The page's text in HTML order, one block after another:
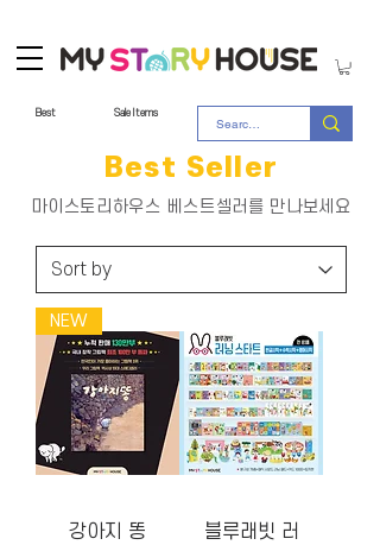
Best Sale Items
Best Seller
​마이스토리하우스 베스트셀러를 만나보세요
NEW
강아지 똥
블루래빗 러